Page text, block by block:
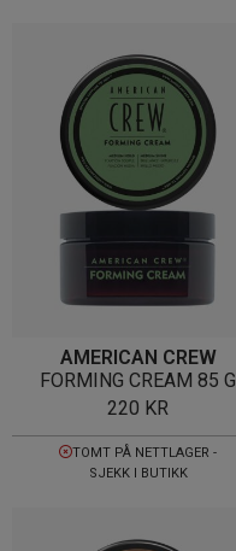
AMERICAN CREW
FORMING CREAM 85 G
220 KR
TOMT PÅ NETTLAGER -
SJEKK I BUTIKK